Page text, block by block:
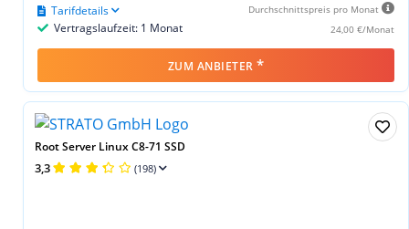
Durchschnittspreis pro Monat
24,00 €/Monat
Vertragslaufzeit: 1 Monat
Tarifdetails
ZUM ANBIETER *
Root Server Linux C8-71 SSD
3,3 (198)